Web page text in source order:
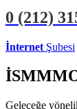
0 (212)
İnternet Şubesi
Geleceğe